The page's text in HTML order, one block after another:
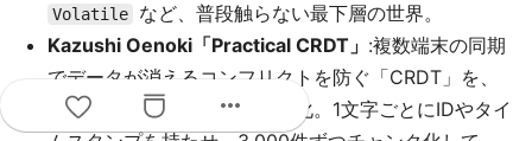
Volatile
など、普段触らない最下層の世界。
Kazushi Oenoki「Practical CRDT」 :複数端末の同期
でデータが消えるコンフリクトを防ぐ「CRDT」を、
Core DataとCloudKitで実用化。1文字ごとにIDやタイ
more_horiz